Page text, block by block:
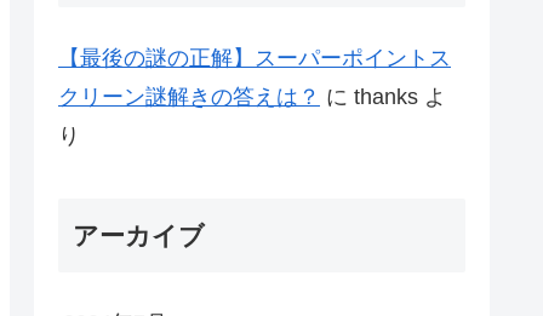
【最後の謎の正解】スーパーポイントス
クリーン謎解きの答えは？ に thanks よ
り
アーカイブ